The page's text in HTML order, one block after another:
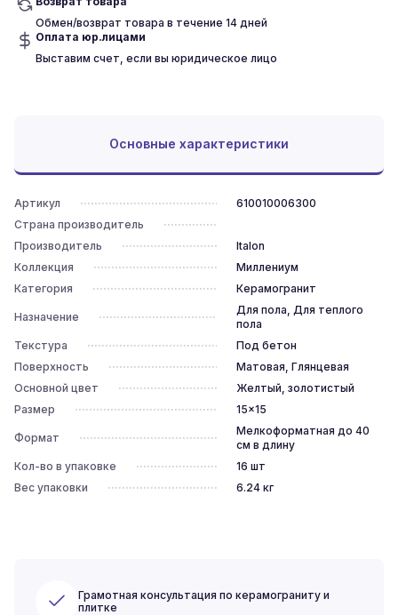
Обмен/возврат товара в течение 14 дней
Оплата юр.лицами
Выставим счет, если вы юридическое лицо
Основные характеристики
Артикул
610010006300
Страна производитель
Производитель
Italon
Коллекция
Миллениум
Категория
Керамогранит
Назначение
Для пола, Для теплого
пола
Текстура
Под бетон
Поверхность
Матовая, Глянцевая
Основной цвет
Желтый, золотистый
Размер
15x15
Формат
Мелкоформатная до 40
см в длину
Кол-во в упаковке
16 шт
Вес упаковки
6.24кг
Грамотная консультация по керамограниту и
плитке